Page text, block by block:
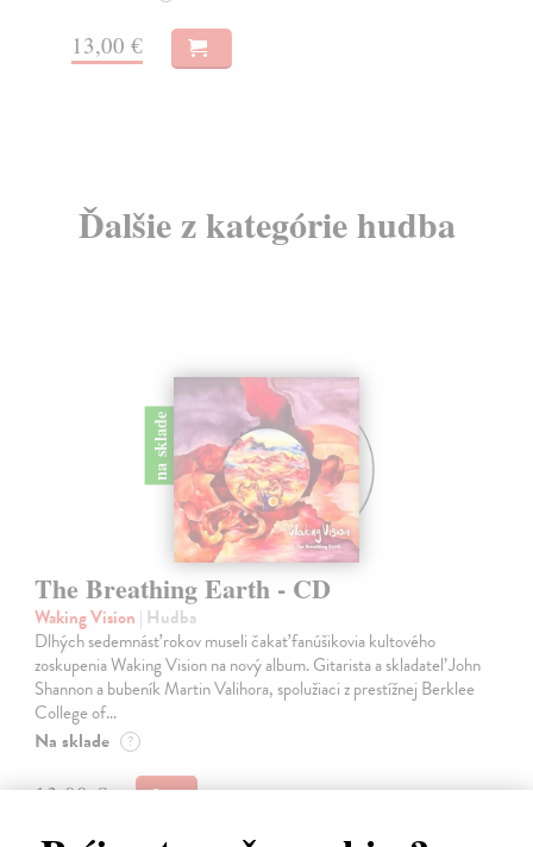
13,00 €
Ďalšie z kategórie hudba
na sklade
The Breathing Earth - CD
Waking Vision | Hudba
Dlhých sedemnásť rokov museli čakať fanúšikovia kultového
zoskupenia Waking Vision na nový album. Gitarista a skladateľ John
Shannon a bubeník Martin Valihora, spolužiaci z prestížnej Berklee
College of…
Na sklade ?
13,00 €